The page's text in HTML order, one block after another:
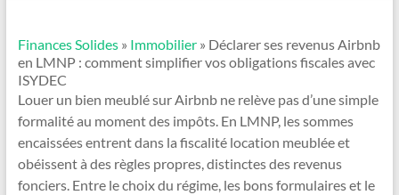
Finances Solides» Immobilier» Déclarer ses revenus Airbnb
en LMNP : comment simplifier vos obligations fiscales avec
ISYDEC
Louer un bien meublé sur Airbnb ne relève pas d’une simple
formalité au moment des impôts. En LMNP, les sommes
encaissées entrent dans la fiscalité location meublée et
obéissent à des règles propres, distinctes des revenus
fonciers. Entre le choix du régime, les bons formulaires et le